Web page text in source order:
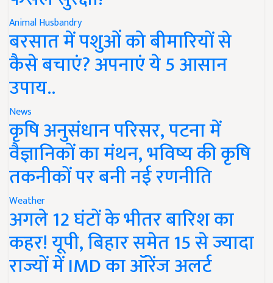
Animal Husbandry
बरसात में पशुओं को बीमारियों से
कैसे बचाएं? अपनाएं ये 5 आसान
उपाय..
News
कृषि अनुसंधान परिसर, पटना में
वैज्ञानिकों का मंथन, भविष्य की कृषि
तकनीकों पर बनी नई रणनीति
Weather
अगले 12 घंटों के भीतर बारिश का
कहर! यूपी, बिहार समेत 15 से ज्यादा
राज्यों में IMD का ऑरेंज अलर्ट